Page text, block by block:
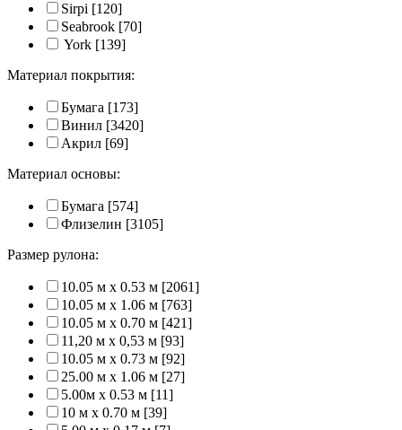
Sirpi [120]
Seabrook [70]
York [139]
Материал покрытия:
Бумага [173]
Винил [3420]
Акрил [69]
Материал основы:
Бумага [574]
Флизелин [3105]
Размер рулона:
10.05 м x 0.53 м [2061]
10.05 м x 1.06 м [763]
10.05 м x 0.70 м [421]
11,20 м х 0,53 м [93]
10.05 м x 0.73 м [92]
25.00 м x 1.06 м [27]
5.00м x 0.53 м [11]
10 м x 0.70 м [39]